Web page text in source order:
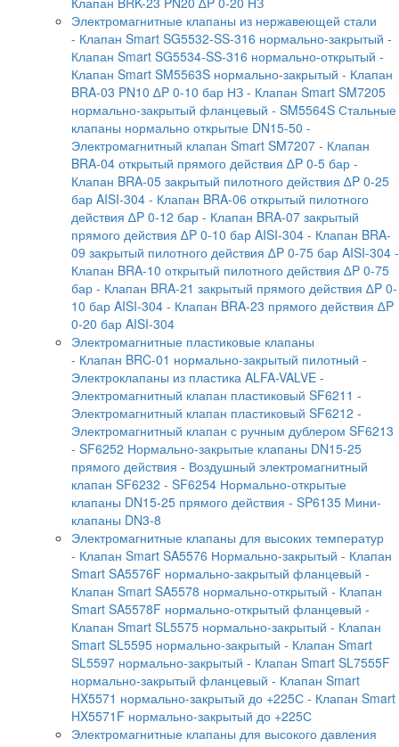
Электромагнитные клапаны из нержавеющей стали
- Клапан Smart SG5532-SS-316 нормально-закрытый -
Клапан Smart SG5534-SS-316 нормально-открытый -
Клапан Smart SM5563S нормально-закрытый - Клапан
BRA-03 PN10 ∆P 0-10 бар НЗ - Клапан Smart SM7205
нормально-закрытый фланцевый - SM5564S Стальные
клапаны нормально открытые DN15-50 -
Электромагнитный клапан Smart SM7207 - Клапан
BRA-04 открытый прямого действия ∆P 0-5 бар -
Клапан BRA-05 закрытый пилотного действия ∆P 0-25
бар AISI-304 - Клапан BRA-06 открытый пилотного
действия ∆P 0-12 бар - Клапан BRA-07 закрытый
прямого действия ∆P 0-10 бар AISI-304 - Клапан BRA-
09 закрытый пилотного действия ∆P 0-75 бар AISI-304 -
Клапан BRA-10 открытый пилотного действия ∆P 0-75
бар - Клапан BRA-21 закрытый прямого действия ∆P 0-
10 бар AISI-304 - Клапан BRA-23 прямого действия ∆P
0-20 бар AISI-304
Электромагнитные пластиковые клапаны
- Клапан BRC-01 нормально-закрытый пилотный -
Электроклапаны из пластика ALFA-VALVE -
Электромагнитный клапан пластиковый SF6211 -
Электромагнитный клапан пластиковый SF6212 -
Электромагнитный клапан с ручным дублером SF6213
- SF6252 Нормально-закрытые клапаны DN15-25
прямого действия - Воздушный электромагнитный
клапан SF6232 - SF6254 Нормально-открытые
клапаны DN15-25 прямого действия - SP6135 Мини-
клапаны DN3-8
Электромагнитные клапаны для высоких температур
- Клапан Smart SA5576 Нормально-закрытый - Клапан
Smart SA5576F нормально-закрытый фланцевый -
Клапан Smart SA5578 нормально-открытый - Клапан
Smart SA5578F нормально-открытый фланцевый -
Клапан Smart SL5575 нормально-закрытый - Клапан
Smart SL5595 нормально-закрытый - Клапан Smart
SL5597 нормально-закрытый - Клапан Smart SL7555F
нормально-закрытый фланцевый - Клапан Smart
HX5571 нормально-закрытый до +225С - Клапан Smart
HX5571F нормально-закрытый до +225С
Электромагнитные клапаны для высокого давления